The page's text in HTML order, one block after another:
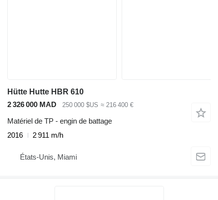
Hütte Hutte HBR 610
2 326 000 MAD
250 000 $US ≈ 216 400 €
Matériel de TP - engin de battage
2016
2 911 m/h
États-Unis, Miami